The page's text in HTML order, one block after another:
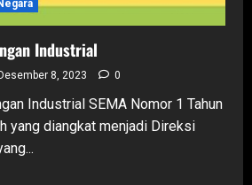
Industrial
Desember 8, 2023 0
Industrial SEMA Nomor 1 Tahun
yang diangkat menjadi Direksi